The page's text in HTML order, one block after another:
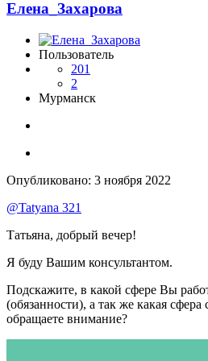
Елена_Захарова
Пользователь
201
2
Мурманск
Опубликовано: 3 ноября 2022
@Tatyana 321
Татьяна, добрый вечер!
Я буду Вашим консультантом.
Подскажите, в какой сфере Вы
(обязанности), а так же какая сфера
обращаете внимание?